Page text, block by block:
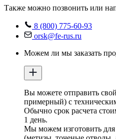
Также можно позвонить или
8 (800) 775-60-93
orsk@fe-rus.ru
Можем ли мы заказать
Вы можете отправить
примерный) с
Обычно срок расчета
1 день.
Мы можем изготовить